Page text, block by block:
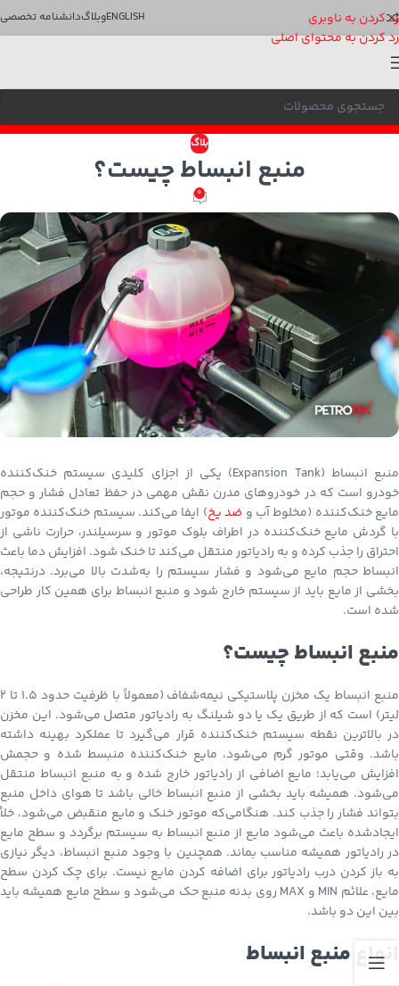
رد کردن به ناوبری
رد کردن به محتوای اصلی
ENGLISHوبلاگدانشنامه تخصصی
بلاگ
منبع انبساط چیست؟
0
منبع انبساط (Expansion Tank) یکی از اجزای کلیدی سیستم خنک‌کننده
خودرو است که در خودروهای مدرن نقش مهمی در حفظ تعادل فشار و حجم
مایع خنک‌کننده (مخلوط آب و ضد یخ) ایفا می‌کند. سیستم خنک‌کننده موتور
با گردش مایع خنک‌کننده در اطراف بلوک موتور و سرسیلندر، حرارت ناشی از
احتراق را جذب کرده و به رادیاتور منتقل می‌کند تا خنک شود. افزایش دما باعث
انبساط حجم مایع می‌شود و فشار سیستم را به‌شدت بالا می‌برد. درنتیجه،
بخشی از مایع باید از سیستم خارج شود و منبع انبساط برای همین کار طراحی
شده است.
منبع انبساط چیست؟
منبع انبساط یک مخزن پلاستیکی نیمه‌شفاف (معمولاً با ظرفیت حدود ۱.۵ تا ۲
لیتر) است که از طریق یک یا دو شیلنگ به رادیاتور متصل می‌شود. این مخزن
در بالاترین نقطه سیستم خنک‌کننده قرار می‌گیرد تا عملکرد بهینه داشته
باشد. وقتی موتور گرم می‌شود، مایع خنک‌کننده منبسط شده و حجمش
افزایش می‌یابد؛ مایع اضافی از رادیاتور خارج شده و به منبع انبساط منتقل
می‌شود. همیشه باید بخشی از منبع انبساط خالی باشد تا هوای داخل منبع
بتواند فشار را جذب کند. هنگامی‌که موتور خنک و مایع منقبض می‌شود، خلأ
ایجادشده باعث می‌شود مایع از منبع انبساط به سیستم برگردد و سطح مایع
در رادیاتور همیشه مناسب بماند. همچنین با وجود منبع انبساط، دیگر نیازی
به باز کردن درب رادیاتور برای اضافه کردن مایع نیست. برای چک کردن سطح
مایع، علائم MIN و MAX روی بدنه منبع حک می‌شود و سطح مایع همیشه باید
بین این دو باشد.
انواع منبع انبساط